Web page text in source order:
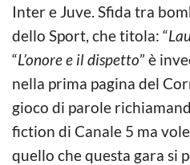
Inter e Juve. Sfida tra
dello Sport, che titola: “
“L’onore e il dispetto” è
nella prima pagina del
gioco di parole
fiction di Canale 5 ma
quello che questa gara si